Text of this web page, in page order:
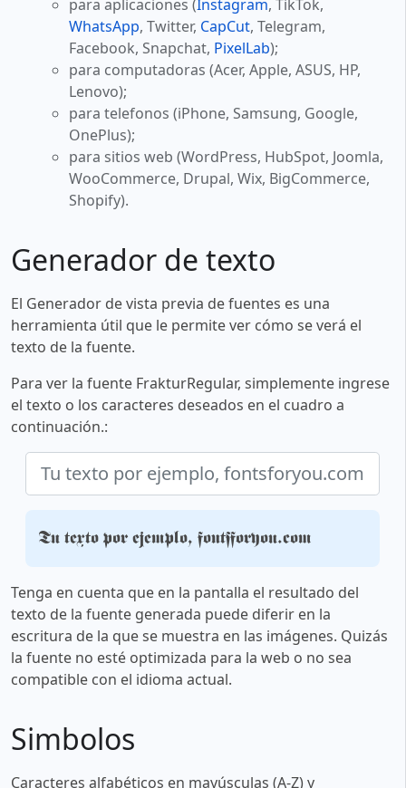
para aplicaciones (Instagram, TikTok,
WhatsApp, Twitter, CapCut, Telegram,
Facebook, Snapchat, PixelLab);
para computadoras (Acer, Apple, ASUS, HP,
Lenovo);
para telefonos (iPhone, Samsung, Google,
OnePlus);
para sitios web (WordPress, HubSpot, Joomla,
WooCommerce, Drupal, Wix, BigCommerce,
Shopify).
Generador de texto
El Generador de vista previa de fuentes es una
herramienta útil que le permite ver cómo se verá el
texto de la fuente.
Para ver la fuente FrakturRegular, simplemente ingrese
el texto o los caracteres deseados en el cuadro a
continuación.:
Tu texto por ejemplo, fontsforyou.com
Tenga en cuenta que en la pantalla el resultado del
texto de la fuente generada puede diferir en la
escritura de la que se muestra en las imágenes. Quizás
la fuente no esté optimizada para la web o no sea
compatible con el idioma actual.
Simbolos
Caracteres alfabéticos en mayúsculas (A-Z) y